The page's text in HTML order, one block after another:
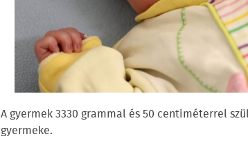
A gyermek 3330 grammal és 50 centiméterrel
gyermeke.